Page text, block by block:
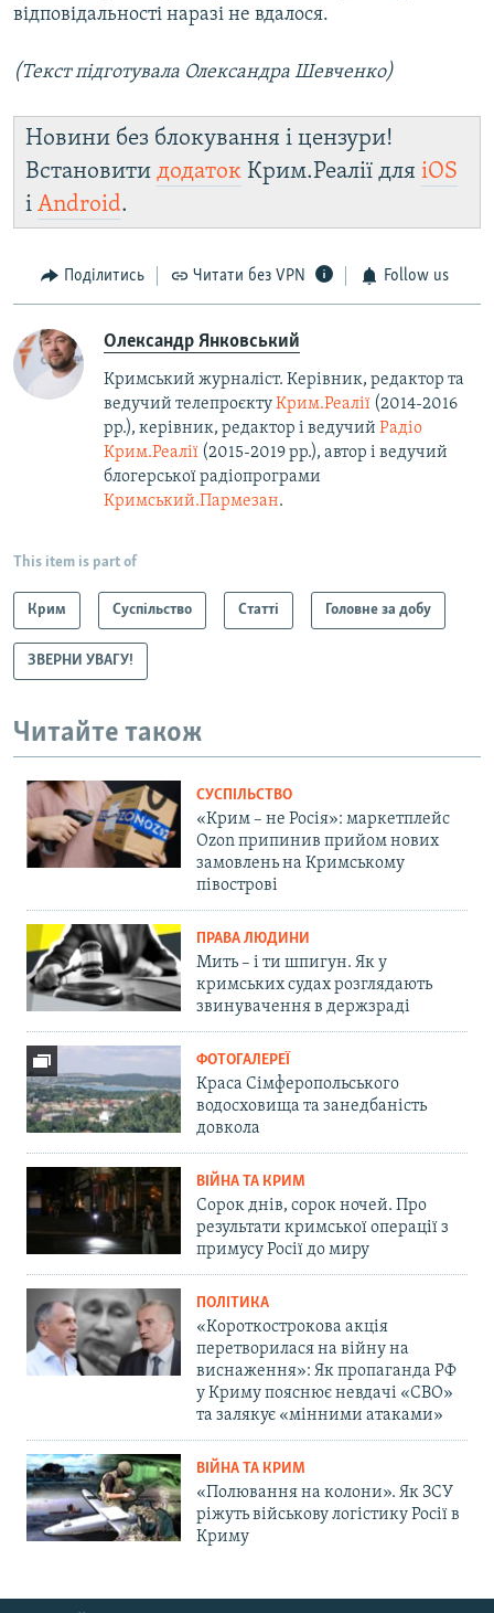
відповідальності наразі не вдалося.
(Текст підготувала Олександра Шевченко)
Новини без блокування і цензури!
Встановити додаток Крим.Реалії для iOS
і Android.
Поділитись Читати без VPN Follow us
Олександр Янковський
Кримський журналіст. Керівник, редактор та
ведучий телепроєктуКрим.Реалії (2014-2016
рр.), керівник, редактор і ведучий Радіо
Крим.Реалії (2015-2019 рр.), автор і ведучий
блогерської радіопрограми
Кримський.Пармезан.​
This item is part of
Крим Суспільство Статті Головне за добу
ЗВЕРНИ УВАГУ!
Читайте також
СУСПІЛЬСТВО
«Крим – не Росія»: маркетплейс
Ozon припинив прийом нових
замовлень на Кримському
півострові
ПРАВА ЛЮДИНИ
Мить – і ти шпигун. Як у
кримських судах розглядають
звинувачення в держзраді
ФОТОГАЛЕРЕЇ
Краса Сімферопольського
водосховища та занедбаність
довкола
ВІЙНА ТА КРИМ
Сорок днів, сорок ночей. Про
результати кримської операції з
примусу Росії до миру
ПОЛІТИКА
«Короткострокова акція
перетворилася на війну на
виснаження»: Як пропаганда РФ
у Криму пояснює невдачі «СВО»
та залякує «мінними атаками»
ВІЙНА ТА КРИМ
«Полювання на колони». Як ЗСУ
ріжуть військову логістику Росії в
Криму